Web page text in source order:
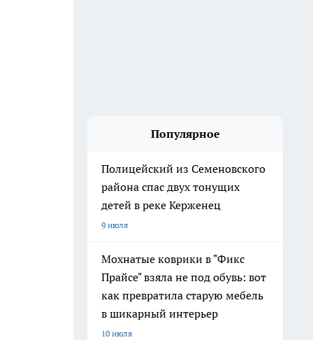
Популярное
Полицейский из Семеновского
района спас двух тонущих
детей в реке Керженец
9 июля
Мохнатые коврики в "Фикс
Прайсе" взяла не под обувь: вот
как превратила старую мебель
в шикарный интерьер
10 июля